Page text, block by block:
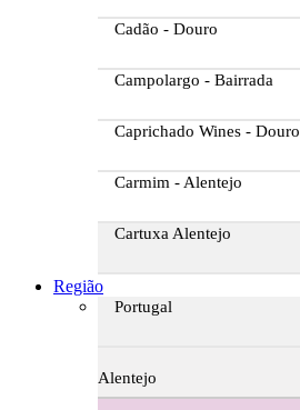
Cadão - Douro
Campolargo - Bairrada
Caprichado Wines - Douro
Carmim - Alentejo
Cartuxa Alentejo
Casa Dos Migueis Douro
Região
Portugal
Alentejo